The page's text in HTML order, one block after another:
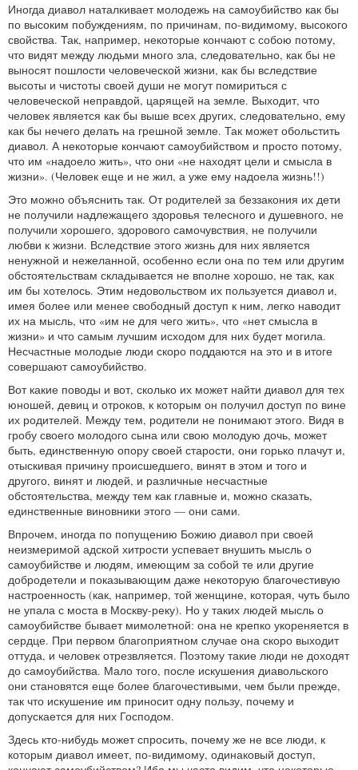
Иногда диавол наталкивает молодежь на самоубийство как бы
по высоким побуждениям, по причинам, по-видимому, высокого
свойства. Так, например, некоторые кончают с собою потому,
что видят между людьми много зла, следовательно, как бы не
выносят пошлости человеческой жизни, как бы вследствие
высоты и чистоты своей души не могут помириться с
человеческой неправдой, царящей на земле. Выходит, что
человек является как бы выше всех других, следовательно, ему
как бы нечего делать на грешной земле. Так может обольстить
диавол. А некоторые кончают самоубийством и просто потому,
что им «надоело жить», что они «не находят цели и смысла в
жизни». (Человек еще и не жил, а уже ему надоела жизнь!!)
Это можно объяснить так. От родителей за беззакония их дети
не получили надлежащего здоровья телесного и душевного, не
получили хорошего, здорового самочувствия, не получили
любви к жизни. Вследствие этого жизнь для них является
ненужной и нежеланной, особенно если она по тем или другим
обстоятельствам складывается не вполне хорошо, не так, как
им бы хотелось. Этим недовольством их пользуется диавол и,
имея более или менее свободный доступ к ним, легко наводит
их на мысль, что «им не для чего жить», что «нет смысла в
жизни» и что самым лучшим исходом для них будет могила.
Несчастные молодые люди скоро поддаются на это и в итоге
совершают самоубийство.
Вот какие поводы и вот, сколько их может найти диавол для тех
юношей, девиц и отроков, к которым он получил доступ по вине
их родителей. Между тем, родители не понимают этого. Видя в
гробу своего молодого сына или свою молодую дочь, может
быть, единственную опору своей старости, они горько плачут и,
отыскивая причину происшедшего, винят в этом и того и
другого, винят и людей, и различные несчастные
обстоятельства, между тем как главные и, можно сказать,
единственные виновники этого — они сами.
Впрочем, иногда по попущению Божию диавол при своей
неизмеримой адской хитрости успевает внушить мысль о
самоубийстве и людям, имеющим за собой те или другие
добродетели и показывающим даже некоторую благочестивую
настроенность (как, например, той женщине, которая, чуть было
не упала с моста в Москву-реку). Но у таких людей мысль о
самоубийстве бывает мимолетной: она не крепко укореняется в
сердце. При первом благоприятном случае она скоро выходит
оттуда, и человек отрезвляется. Поэтому такие люди не доходят
до самоубийства. Мало того, после искушения диавольского
они становятся еще более благочестивыми, чем были прежде,
так что искушение им приносит одну пользу, почему и
допускается для них Господом.
Здесь кто-нибудь может спросить, почему же не все люди, к
которым диавол имеет, по-видимому, одинаковый доступ,